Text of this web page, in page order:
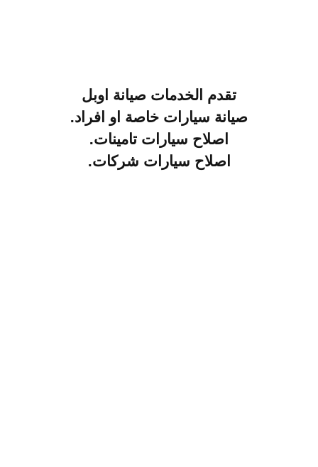
تقدم الخدمات صيانة اوبل
صيانة سيارات خاصة او افراد.
اصلاح سيارات تامينات.
اصلاح سيارات شركات.